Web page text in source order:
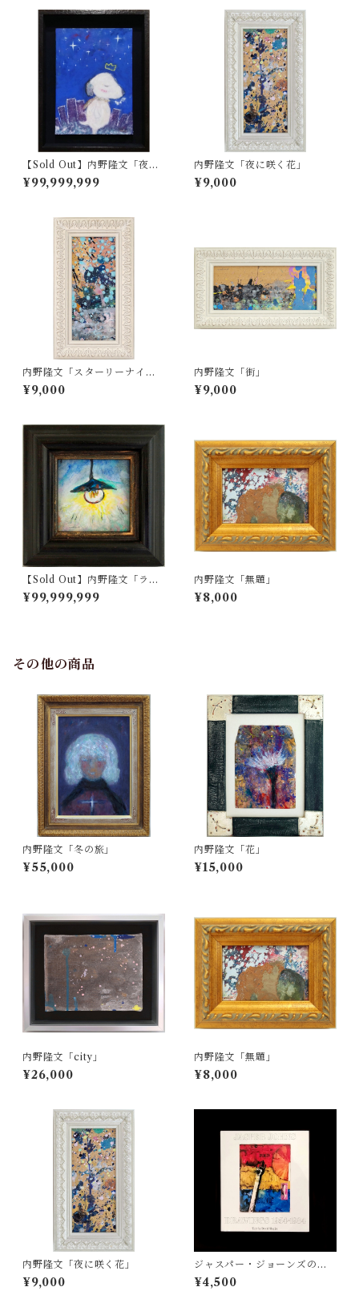
【Sold Out】内野隆文「夜の
犬」
¥99,999,999
内野隆文「夜に咲く花」
¥9,000
内野隆文「スターリーナイ
ト」
¥9,000
内野隆文「街」
¥9,000
【Sold Out】内野隆文「ラン
プ」
¥99,999,999
内野隆文「無題」
¥8,000
その他の商品
内野隆文「冬の旅」
¥55,000
内野隆文「花」
¥15,000
内野隆文「city」
¥26,000
内野隆文「無題」
¥8,000
内野隆文「夜に咲く花」
¥9,000
ジャスパー・ジョーンズのド
ローイング作品集
¥4,500